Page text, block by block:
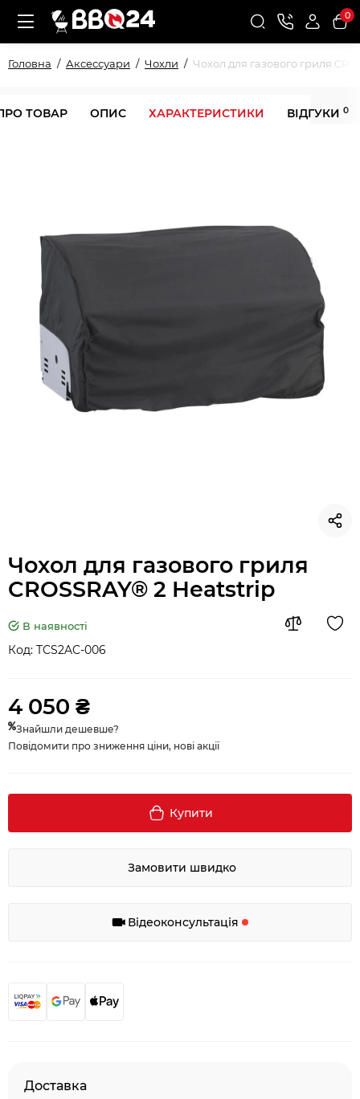
0
Головна Аксессуари Чохли Чохол для газового гриля
ТОВАР ОПИС ХАРАКТЕРИСТИКИ ВІДГУКИ 0
Чохол для газового гриля
CROSSRAY® 2 Heatstrip
В наявності
Код: TCS2AC-006
4 050 ₴
Знайшли дешевше?
Повідомити про зниження ціни, нові акції
Купити
Замовити швидко
Відеоконсультація
Доставка